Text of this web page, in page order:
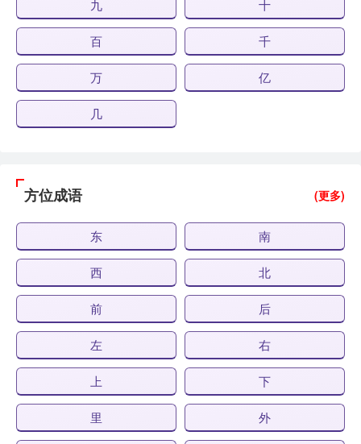
九 十
百 千
万 亿
几
方位成语 (更多)
东 南
西 北
前 后
左 右
上 下
里 外